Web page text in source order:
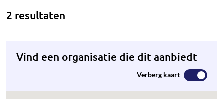
2 resultaten
Vind een organisatie die dit aanbiedt
Verberg kaart